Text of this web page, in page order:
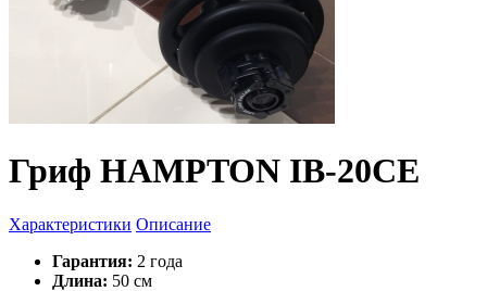
Гриф HAMPTON IB-20CE
Характеристики Описание
Гарантия: 2 года
Длина: 50 см